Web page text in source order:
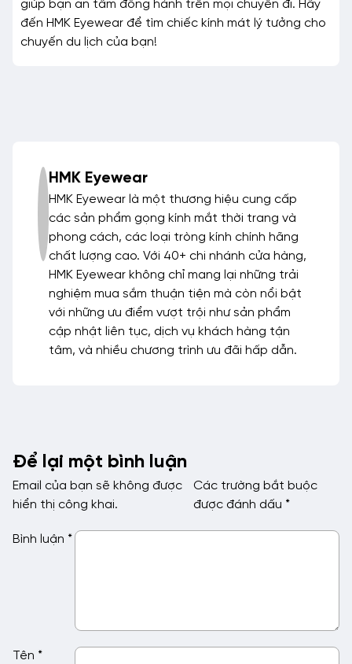
giúp bạn an tâm đồng hành trên mọi chuyến đi. Hãy
đến HMK Eyewear để tìm chiếc kính mát lý tưởng cho
chuyến du lịch của bạn!
HMK Eyewear
HMK Eyewear là một thương hiệu cung cấp
các sản phẩm gọng kính mắt thời trang và
phong cách, các loại tròng kính chính hãng
chất lượng cao. Với 40+ chi nhánh cửa hàng,
HMK Eyewear không chỉ mang lại những trải
nghiệm mua sắm thuận tiện mà còn nổi bật
với những ưu điểm vượt trội như sản phẩm
cập nhật liên tục, dịch vụ khách hàng tận
tâm, và nhiều chương trình ưu đãi hấp dẫn.
Để lại một bình luận
Email của bạn sẽ không được
hiển thị công khai.
Các trường bắt buộc
được đánh dấu *
Bình luận *
Tên *